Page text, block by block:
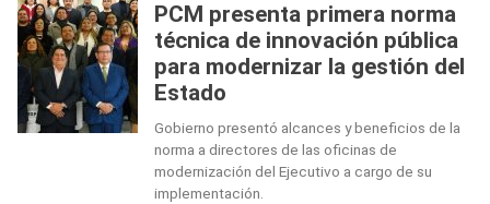
PCM presenta primera norma
técnica de innovación pública
para modernizar la gestión del
Estado
Gobierno presentó alcances y beneficios de la
norma a directores de las oficinas de
modernización del Ejecutivo a cargo de su
implementación.